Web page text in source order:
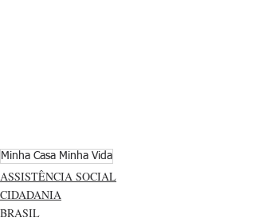
Minha Casa Minha Vida
ASSISTÊNCIA SOCIAL
CIDADANIA
BRASIL